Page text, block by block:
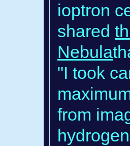
ioptron
shared
Nebula
"I took
from